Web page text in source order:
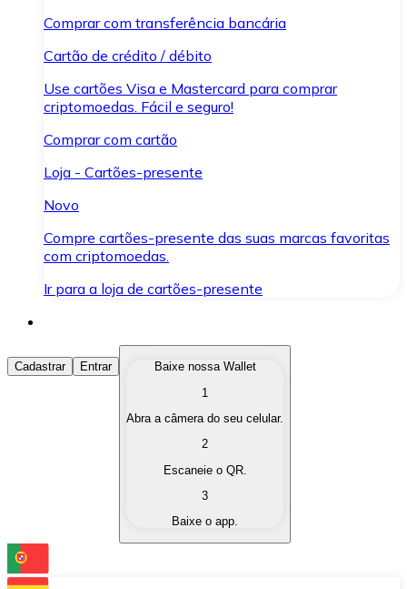
Comprar com transferência bancária
Cartão de crédito / débito
Use cartões Visa e Mastercard para comprar
criptomoedas. Fácil e seguro!
Comprar com cartão
Loja - Cartões-presente
Novo
Compre cartões-presente das suas marcas favoritas
com criptomoedas.
Ir para a loja de cartões-presente
Comprar Criptomoedas
Compre as criptomoedas de seu interesse de forma
Converta suas criptomoedas em moeda fiduciária
Troque uma criptomoeda por outra
Cadastrar Entrar
Baixe nossa Wallet
1
Abra a câmera do seu celular.
2
Escaneie o QR.
3
Baixe o app.